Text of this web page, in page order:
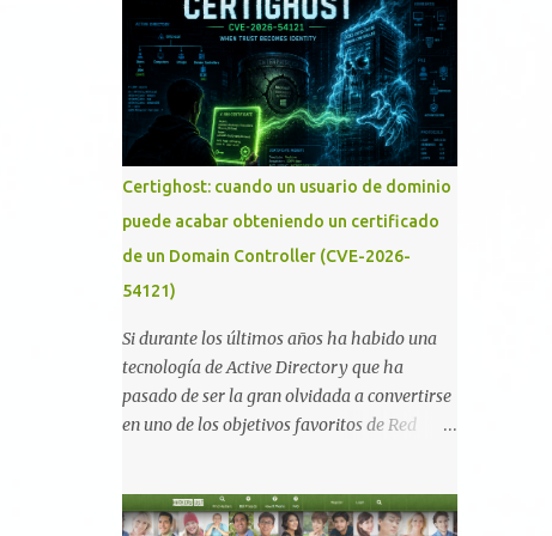
memoria RAM está disponible en el
smartphone o la tablet *#*#34971539#*#* :
Visualiza la información detallada d...
Certighost: cuando un usuario de dominio
puede acabar obteniendo un certificado
de un Domain Controller (CVE-2026-
54121)
Si durante los últimos años ha habido una
tecnología de Active Directory que ha
pasado de ser la gran olvidada a convertirse
en uno de los objetivos favoritos de Red
Desde la publicación de Certified Pre-Owned